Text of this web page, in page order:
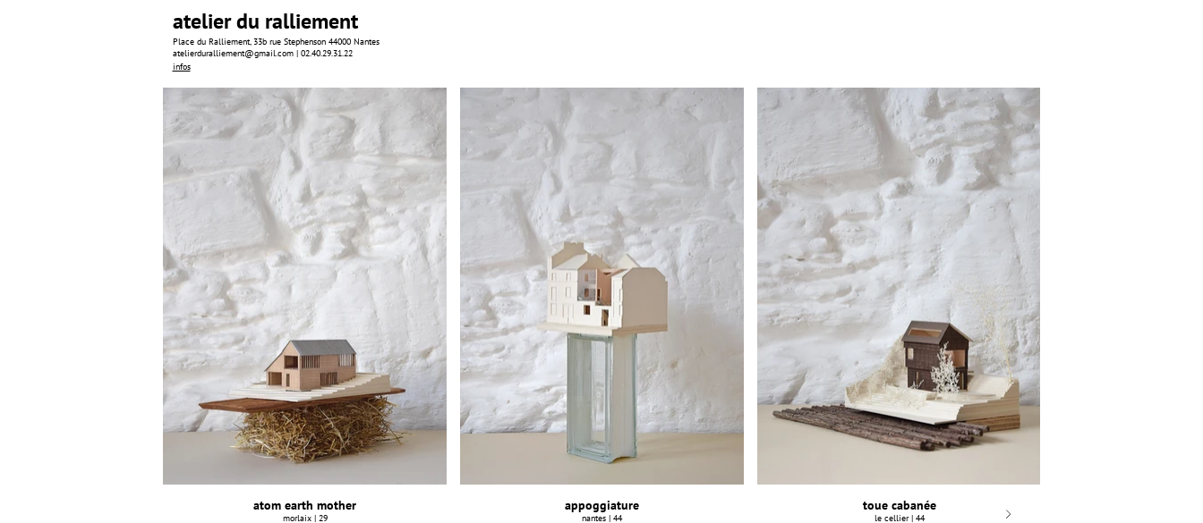
atelier du ralliement
Place du Ralliement, 33b rue Stephenson 44000 Nantes
atelierduralliement@gmail.com | 02.40.29.31.22
infos
atom earth mother
morlaix | 29
appoggiature
nantes | 44
toue cabanée
le cellier | 44